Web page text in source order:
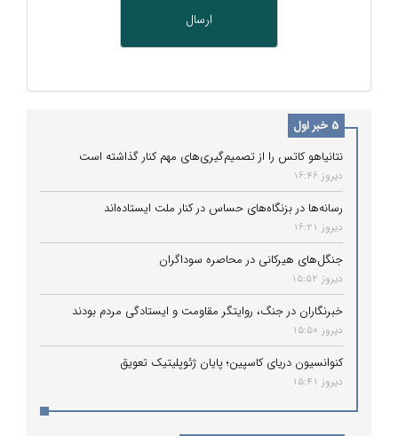
5 خبر اول
نتانیاهو کاتس را از تصمیم‌گیری‌های مهم کنار گذاشته است
دیروز 16:46
رسانه‌ها در بزنگاه‌های حساس در کنار ملت ایستاده‌اند
دیروز 16:21
جنگل‌های هیرکانی در محاصره سوداگران
دیروز 15:52
خبرنگاران در جنگ، روایتگر مقاومت و ایستادگی مردم بودند
دیروز 15:50
کنوانسیون دریای کاسپین؛ پایان ژئوپلیتیک تعویق
دیروز 15:41